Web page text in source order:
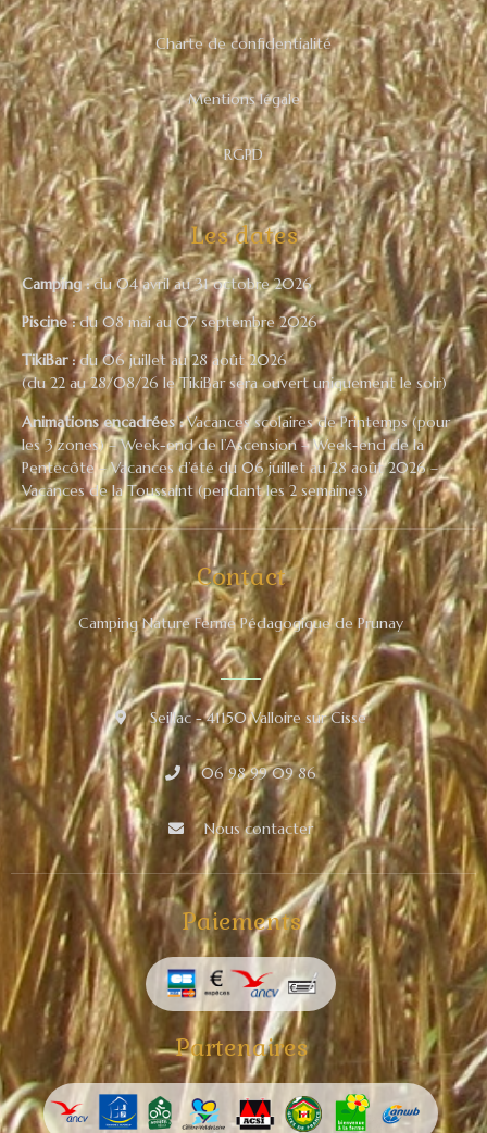
Charte de confidentialité
Mentions légale
RGPD
Les dates
Camping :du 04 avril au 31 octobre 2026
Piscine :du 08 mai au 07 septembre 2026
TikiBar :du 06 juillet au 28 août 2026
(du 22 au 28/08/26 le TikiBar sera ouvert uniquement le soir)
Animations encadrées :Vacances scolaires de Printemps (pour
les 3 zones) – Week-end de l’Ascension – Week-end de la
Pentecôte – Vacances d’été du 06 juillet au 28 août 2026 –
Vacances de la Toussaint (pendant les 2 semaines)
Contact
Camping Nature Ferme Pédagogique de Prunay
Seillac - 41150 Valloire sur Cisse
06 98 99 09 86
Nous contacter
Paiements
Partenaires